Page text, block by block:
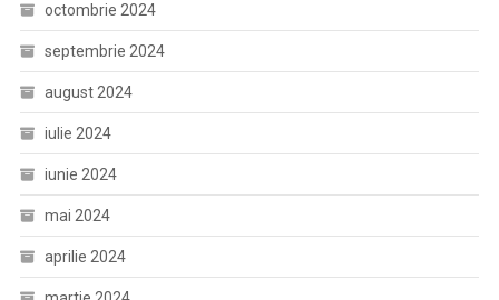
octombrie 2024
septembrie 2024
august 2024
iulie 2024
iunie 2024
mai 2024
aprilie 2024